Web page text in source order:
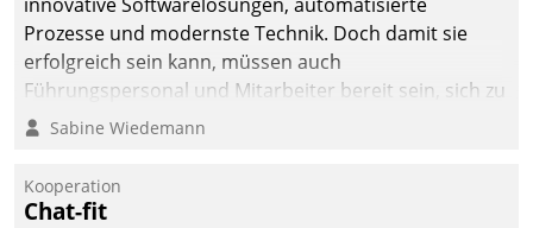
Prozesse und modernste Technik. Doch damit sie
erfolgreich sein kann, müssen auch
Führungspersonal und Mitarbeiter bereit sein, sich zu
verändern und anzupassen, sonst werden sie an ihr
Sabine Wiedemann
Kooperation
Chat-fit